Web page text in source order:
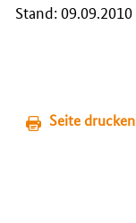
Stand: 09.09.2010
Seite drucken